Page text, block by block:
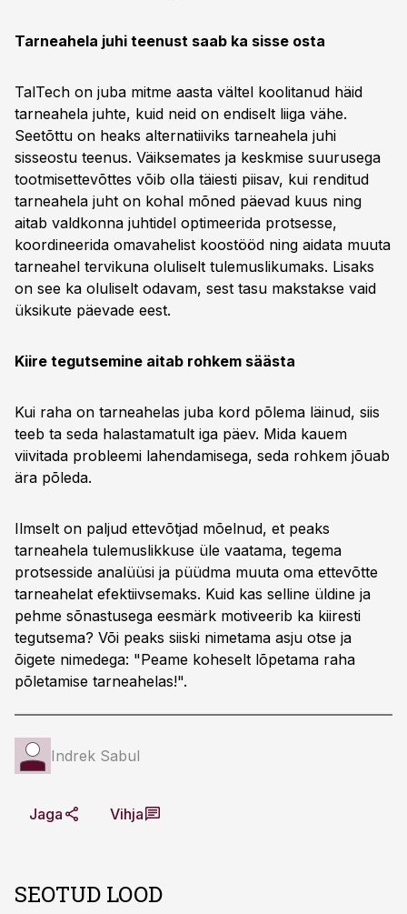
Tarneahela juhi teenust saab ka sisse osta
TalTech on juba mitme aasta vältel koolitanud häid
tarneahela juhte, kuid neid on endiselt liiga vähe.
Seetõttu on heaks alternatiiviks tarneahela juhi
sisseostu teenus. Väiksemates ja keskmise suurusega
tootmisettevõttes võib olla täiesti piisav, kui renditud
tarneahela juht on kohal mõned päevad kuus ning
aitab valdkonna juhtidel optimeerida protsesse,
koordineerida omavahelist koostööd ning aidata muuta
tarneahel tervikuna oluliselt tulemuslikumaks. Lisaks
on see ka oluliselt odavam, sest tasu makstakse vaid
üksikute päevade eest.
Kiire tegutsemine aitab rohkem säästa
Kui raha on tarneahelas juba kord põlema läinud, siis
teeb ta seda halastamatult iga päev. Mida kauem
viivitada probleemi lahendamisega, seda rohkem jõuab
ära põleda.
Ilmselt on paljud ettevõtjad mõelnud, et peaks
tarneahela tulemuslikkuse üle vaatama, tegema
protsesside analüüsi ja püüdma muuta oma ettevõtte
tarneahelat efektiivsemaks. Kuid kas selline üldine ja
pehme sõnastusega eesmärk motiveerib ka kiiresti
tegutsema? Või peaks siiski nimetama asju otse ja
õigete nimedega: "Peame koheselt lõpetama raha
põletamise tarneahelas!".
Indrek Sabul
Jaga Vihja
SEOTUD LOOD